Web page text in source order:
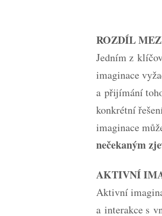
ROZDÍL
Jedním z
imaginace
a přijímání
konkrétní
imaginace
nečekaným
AKTIVNÍ
Aktivní
a interakce s